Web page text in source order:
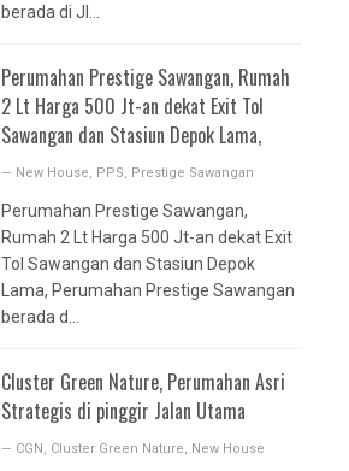
berada di Jl...
Perumahan Prestige Sawangan, Rumah
2 Lt Harga 500 Jt-an dekat Exit Tol
Sawangan dan Stasiun Depok Lama,
— New House, PPS, Prestige Sawangan
Perumahan Prestige Sawangan,
Rumah 2 Lt Harga 500 Jt-an dekat Exit
Tol Sawangan dan Stasiun Depok
Lama, Perumahan Prestige Sawangan
berada d...
Cluster Green Nature, Perumahan Asri
Strategis di pinggir Jalan Utama
— CGN, Cluster Green Nature, New House